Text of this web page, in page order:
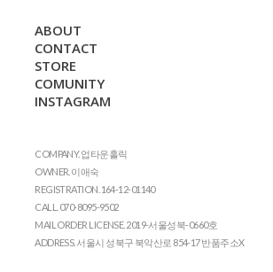
ABOUT
CONTACT
STORE
COMUNITY
INSTAGRAM
COMPANY. 업타운홀릭
OWNER. 이애숙
REGISTRATION. 164-12-01140
CALL. 070-8095-9502
MAIL ORDER LICENSE. 2019-서울성북-0660호
ADDRESS. 서울시 성북구 북악산로 854-17 반품주소X